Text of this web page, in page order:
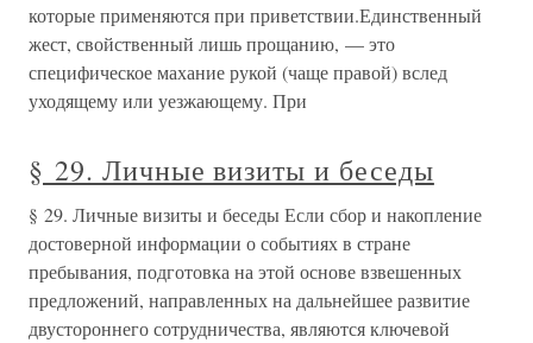
которые применяются при приветствии.Единственный
жест, свойственный лишь прощанию, — это
специфическое махание рукой (чаще правой) вслед
уходящему или уезжающему. При
§ 29. Личные визиты и беседы
§ 29. Личные визиты и беседы Если сбор и накопление
достоверной информации о событиях в стране
пребывания, подготовка на этой основе взвешенных
предложений, направленных на дальнейшее развитие
двустороннего сотрудничества, являются ключевой